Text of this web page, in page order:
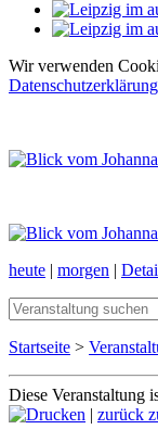
Wir verwenden
Datenschutzerklärung
heute | morgen |
Startseite >
Diese Veranstaltung
| zurück